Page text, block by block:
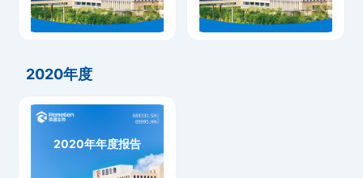
下载 下载
2020年度
2020年年度报告